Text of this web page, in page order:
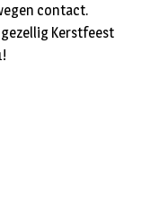
contact.
Kerstfeest